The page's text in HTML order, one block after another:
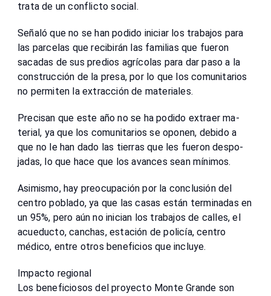
trata de un conflicto social.
Señaló que no se han podido iniciar los trabajos para
las parcelas que reci­birán las familias que fue­ron
sacadas de sus predios agrícolas para dar paso a la
construcción de la presa, por lo que los comunitarios
no permiten la extracción de materiales.
Precisan que este año no se ha podido extraer ma­
terial, ya que los comuni­tarios se oponen, debido a
que no le han dado las tie­rras que les fueron despo­
jadas, lo que hace que los avances sean mínimos.
Asimismo, hay preocu­pación por la conclusión del
centro poblado, ya que las casas están terminadas en
un 95%, pero aún no inician los trabajos de ca­lles, el
acueducto, canchas, estación de policía, centro
médico, entre otros benefi­cios que incluye.
Impacto regional
Los beneficiosos del pro­yecto Monte Grande son